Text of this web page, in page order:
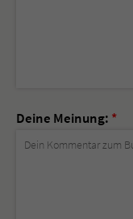
Deine Meinung: *